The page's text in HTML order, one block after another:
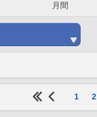
月間
1 2